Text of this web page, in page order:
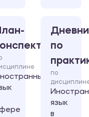
по
по
язык
в